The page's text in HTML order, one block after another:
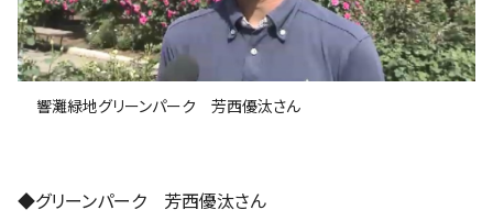
響灘緑地グリーンパーク 芳西優汰さん
◆グリーンパーク 芳西優汰さん